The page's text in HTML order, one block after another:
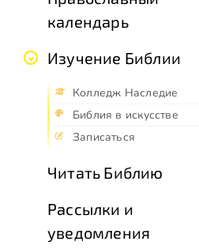
календарь
Изучение Библии
Колледж Наследие
Библия в искусстве
Записаться
Читать Библию
Рассылки и
уведомления